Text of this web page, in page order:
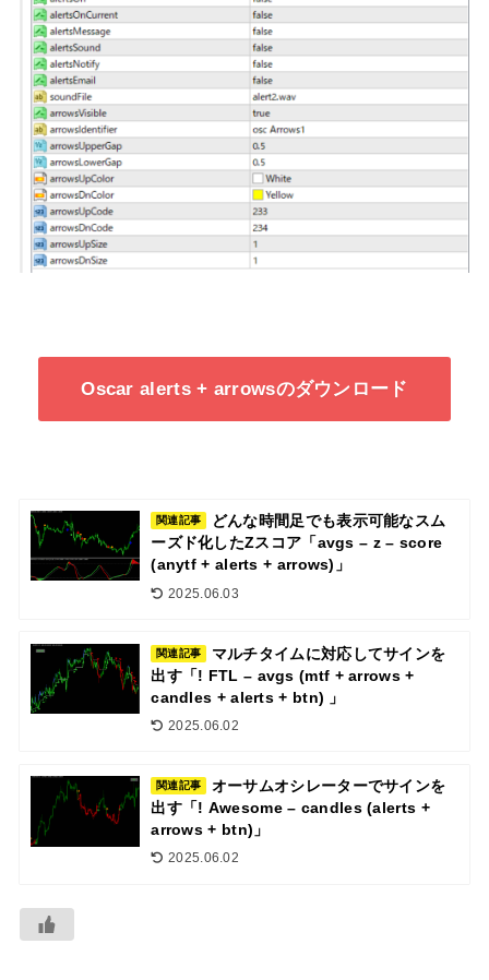
Oscar alerts + arrowsのダウンロード
関連記事
どんな時間足でも表示可能なスム
ーズド化したZスコア「avgs – z – score
(anytf + alerts + arrows)」
2025.06.03
関連記事
マルチタイムに対応してサインを
出す「! FTL – avgs (mtf + arrows +
candles + alerts + btn) 」
2025.06.02
関連記事
オーサムオシレーターでサインを
出す「! Awesome – candles (alerts +
arrows + btn)」
2025.06.02